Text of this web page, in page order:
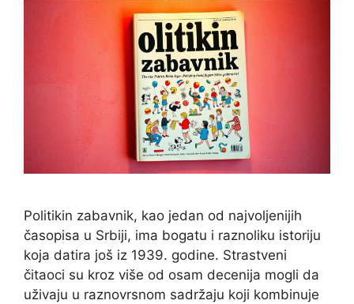
Politikin zabavnik, kao jedan od najvoljenijih
časopisa u Srbiji, ima bogatu i raznoliku istoriju
koja datira još iz 1939. godine. Strastveni
čitaoci su kroz više od osam decenija mogli da
uživaju u raznovrsnom sadržaju koji kombinuje